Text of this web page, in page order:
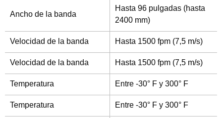
Ancho de la banda
Hasta 96 pulgadas (hasta
2400 mm)
Velocidad de la banda Hasta 1500 fpm (7,5 m/s)
Velocidad de la banda Hasta 1500 fpm (7,5 m/s)
Temperatura Entre -30° F y 300° F
Temperatura Entre -30° F y 300° F